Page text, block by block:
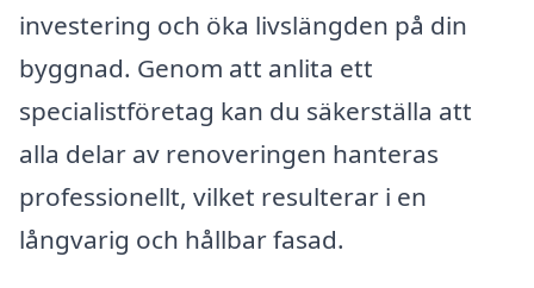
investering och öka livslängden på din
byggnad. Genom att anlita ett
specialistföretag kan du säkerställa att
alla delar av renoveringen hanteras
professionellt, vilket resulterar i en
långvarig och hållbar fasad.